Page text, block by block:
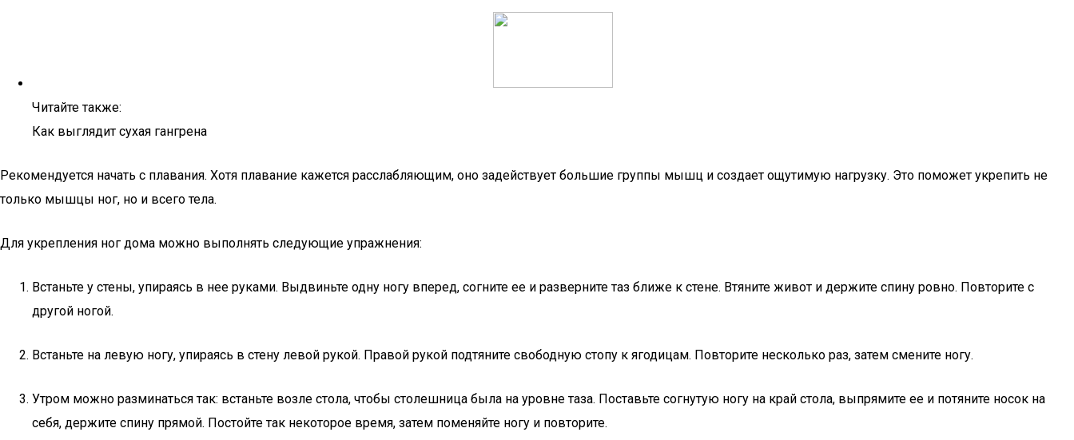
Читайте также:
Как выглядит сухая гангрена
Рекомендуется начать с плавания. Хотя плавание кажется расслабляющим, оно задействует большие группы мышц и создает ощутимую нагрузку. Это поможет укрепить не
только мышцы ног, но и всего тела.
Для укрепления ног дома можно выполнять следующие упражнения:
Встаньте у стены, упираясь в нее руками. Выдвиньте одну ногу вперед, согните ее и разверните таз ближе к стене. Втяните живот и держите спину ровно. Повторите с
другой ногой.
Встаньте на левую ногу, упираясь в стену левой рукой. Правой рукой подтяните свободную стопу к ягодицам. Повторите несколько раз, затем смените ногу.
Утром можно разминаться так: встаньте возле стола, чтобы столешница была на уровне таза. Поставьте согнутую ногу на край стола, выпрямите ее и потяните носок на
себя, держите спину прямой. Постойте так некоторое время, затем поменяйте ногу и повторите.